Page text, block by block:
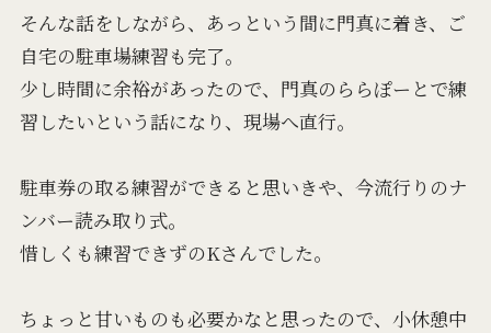
そんな話をしながら、あっという間に門真に着き、ご
自宅の駐車場練習も完了。
少し時間に余裕があったので、門真のららぽーとで練
習したいという話になり、現場へ直行。
駐車券の取る練習ができると思いきや、今流行りのナ
ンバー読み取り式。
惜しくも練習できずのKさんでした。
ちょっと甘いものも必要かなと思ったので、小休憩中